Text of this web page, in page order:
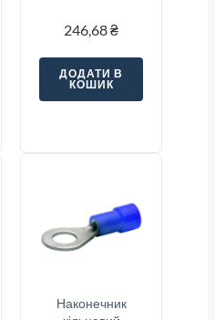
жовтий
246,68₴
ДОДАТИ В
КОШИК
Наконечник